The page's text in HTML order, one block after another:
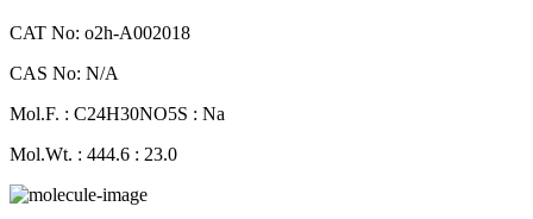
CAT No: o2h-A002018
CAS No: N/A
Mol.F. : C24H30NO5S : Na
Mol.Wt. : 444.6 : 23.0